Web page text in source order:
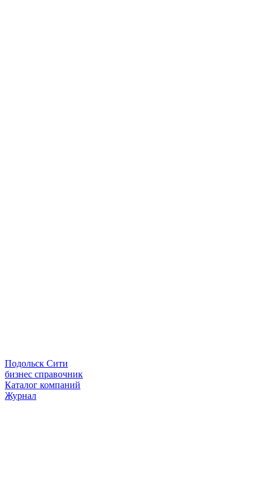
Подольск Сити
бизнес справочник
Каталог компаний
Журнал